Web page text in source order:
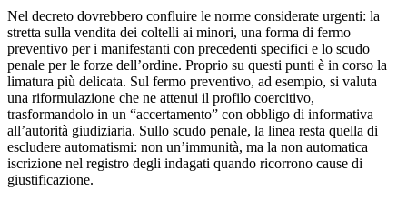
Nel decreto dovrebbero confluire le norme considerate urgenti: la
stretta sulla vendita dei coltelli ai minori, una forma di fermo
preventivo per i manifestanti con precedenti specifici e lo scudo
penale per le forze dell’ordine. Proprio su questi punti è in corso la
limatura più delicata. Sul fermo preventivo, ad esempio, si valuta
una riformulazione che ne attenui il profilo coercitivo,
trasformandolo in un “accertamento” con obbligo di informativa
all’autorità giudiziaria. Sullo scudo penale, la linea resta quella di
escludere automatismi: non un’immunità, ma la non automatica
iscrizione nel registro degli indagati quando ricorrono cause di
giustificazione.